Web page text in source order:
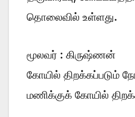
தொலைவில் உள்ளது.
மூலவர் : கிருஷ்ணன்
கோயில் திறக்கப்படும்
மணிக்குக் கோயில்